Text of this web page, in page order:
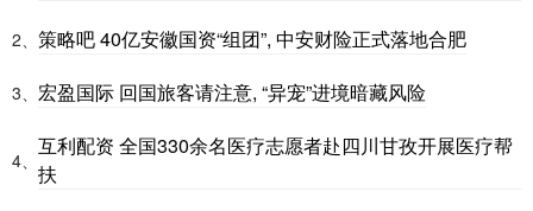
2、 策略吧 40亿安徽国资“组团”, 中安财险正式落地合肥
3、 宏盈国际 回国旅客请注意, “异宠”进境暗藏风险
4、
互利配资 全国330余名医疗志愿者赴四川甘孜开展医疗帮
扶